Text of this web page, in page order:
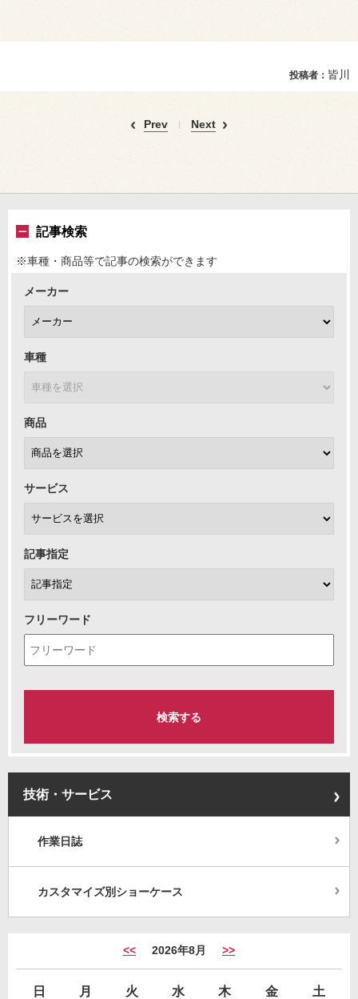
投稿者： 皆川
Prev Next
記事検索
※車種・商品等で記事の検索ができます
メーカー
車種
商品
サービス
記事指定
フリーワード
技術・サービス
作業日誌
カスタマイズ別ショーケース
<< 2026年8月 >>
日 月 火 水 木 金
土